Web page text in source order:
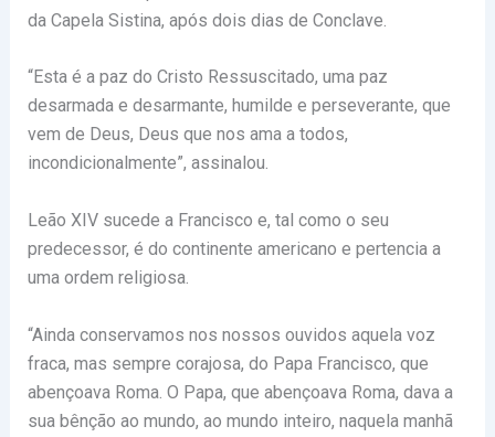
da Capela Sistina, após dois dias de Conclave.
“Esta é a paz do Cristo Ressuscitado, uma paz
desarmada e desarmante, humilde e perseverante, que
vem de Deus, Deus que nos ama a todos,
incondicionalmente”, assinalou.
Leão XIV sucede a Francisco e, tal como o seu
predecessor, é do continente americano e pertencia a
uma ordem religiosa.
“Ainda conservamos nos nossos ouvidos aquela voz
fraca, mas sempre corajosa, do Papa Francisco, que
abençoava Roma. O Papa, que abençoava Roma, dava a
sua bênção ao mundo, ao mundo inteiro, naquela manhã